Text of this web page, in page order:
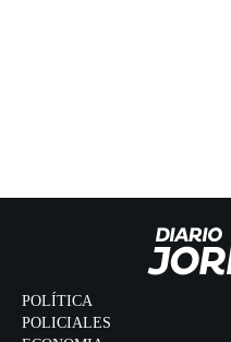
POLÍTICA
POLICIALES